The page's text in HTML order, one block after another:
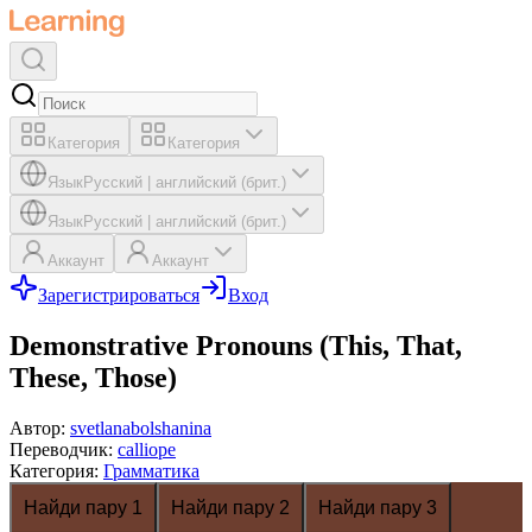
Категория Категория
ЯзыкРусский английский (брит.)
ЯзыкРусский английский (брит.)
Аккаунт Аккаунт
Зарегистрироваться Вход
Demonstrative Pronouns (This, That,
These, Those)
Автор: svetlanabolshanina
Переводчик: calliope
Категория: Грамматика
Найди пару 1
Найди пару 2 Найди пару 3